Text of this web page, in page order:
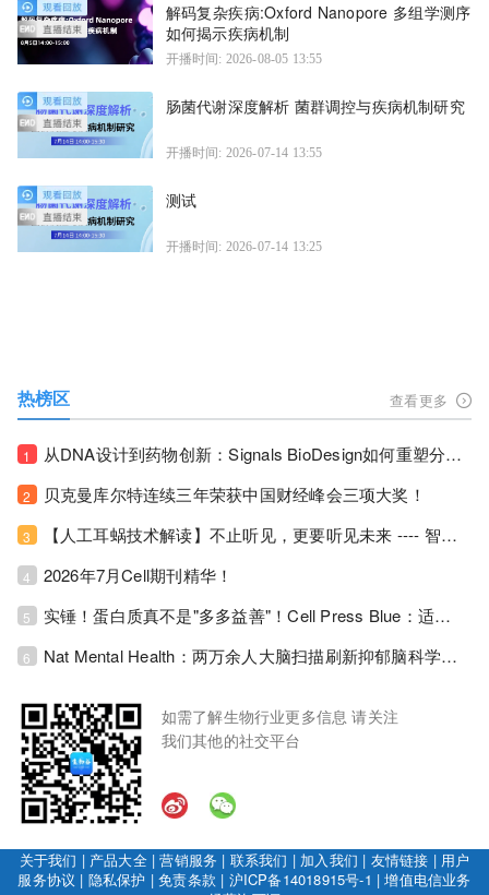
解码复杂疾病:Oxford Nanopore 多组学测序
如何揭示疾病机制
开播时间: 2026-08-05 13:55
肠菌代谢深度解析 菌群调控与疾病机制研究
开播时间: 2026-07-14 13:55
测试
开播时间: 2026-07-14 13:25
热榜区 查看更多
1 从DNA设计到药物创新：Signals BioDesign如何重塑分子生物学研发生态！
2 贝克曼库尔特连续三年荣获中国财经峰会三项大奖！
3 【人工耳蜗技术解读】不止听见，更要听见未来 ---- 智能耳蜗，开启人工耳蜗技术新纪元！
4 2026年7月Cell期刊精华！
5 实锤！蛋白质真不是"多多益善"！Cell Press Blue：适度限蛋白，反而拉长健康寿命！
6 Nat Mental Health：两万余人大脑扫描刷新抑郁脑科学认知！抑郁不只是情绪病，视觉、运动脑区同步受损！
如需了解生物行业更多信息 请关注
我们其他的社交平台
关于我们 | 产品大全|营销服务 | 联系我们 | 加入我们 | 友情链接 | 用户
服务协议 | 隐私保护 |免责条款 | 沪ICP备14018915号-1 |增值电信业务